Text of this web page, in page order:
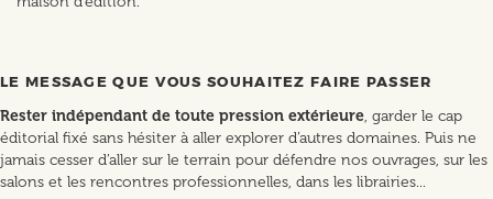
LE MESSAGE QUE VOUS SOUHAITEZ FAIRE PASSER
Rester indépendant de toute pression extérieure, garder le cap
éditorial fixé sans hésiter à aller explorer d’autres domaines. Puis ne
jamais cesser d’aller sur le terrain pour défendre nos ouvrages, sur les
salons et les rencontres professionnelles, dans les librairies...